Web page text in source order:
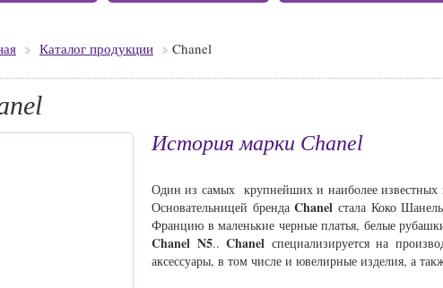
Каталог продукции Chanel
История марки Chanel
Один из самых крупнейших и наиболее известных
Основательницей брендаChanel стала Коко
Францию в маленькие черные платья, белые
Chanel N5..Chanel специализируется на
аксессуары, в том числе и ювелирные изделия, а